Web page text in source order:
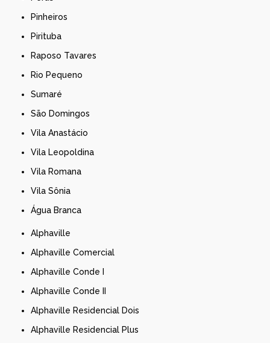
Pinheiros
Pirituba
Raposo Tavares
Rio Pequeno
Sumaré
São Domingos
Vila Anastácio
Vila Leopoldina
Vila Romana
Vila Sônia
Água Branca
Alphaville
Alphaville Comercial
Alphaville Conde I
Alphaville Conde II
Alphaville Residencial Dois
Alphaville Residencial Plus